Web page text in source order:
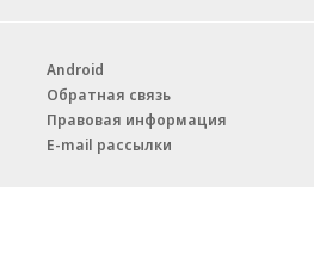
Android
Обратная связь
Правовая информация
E-mail рассылки